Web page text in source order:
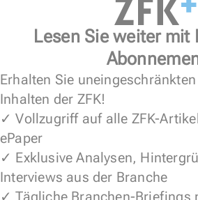
Lesen Sie weiter mit
Erhalten Sie
Inhalten der ZFK!
✓ Vollzugriff auf alle ZFK-
ePaper
✓ Exklusive Analysen,
Interviews aus der Branche